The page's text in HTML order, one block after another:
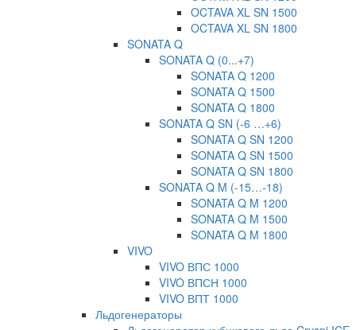
OCTAVA XL SN 1500
OCTAVA XL SN 1800
SONATA Q
SONATA Q (0...+7)
SONATA Q 1200
SONATA Q 1500
SONATA Q 1800
SONATA Q SN (-6 …+6)
SONATA Q SN 1200
SONATA Q SN 1500
SONATA Q SN 1800
SONATA Q M (-15…-18)
SONATA Q M 1200
SONATA Q M 1500
SONATA Q M 1800
VIVO
VIVO ВПС 1000
VIVO ВПСН 1000
VIVO ВПТ 1000
Льдогенераторы